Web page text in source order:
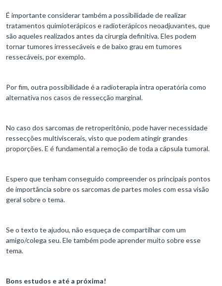
É importante considerar também a possibilidade de realizar
tratamentos quimioterápicos e radioterápicos neoadjuvantes, que
são aqueles realizados antes da cirurgia definitiva. Eles podem
tornar tumores irressecáveis e de baixo grau em tumores
ressecáveis, por exemplo.
Por fim, outra possibilidade é a radioterapia intra operatória como
alternativa nos casos de ressecção marginal.
No caso dos sarcomas de retroperitônio, pode haver necessidade
ressecções multiviscerais, visto que podem atingir grandes
proporções. E é fundamental a remoção de toda a cápsula tumoral.
Espero que tenham conseguido compreender os principais pontos
de importância sobre os sarcomas de partes moles com essa visão
geral sobre o tema.
Se o texto te ajudou, não esqueça de compartilhar com um
amigo/colega seu. Ele também pode aprender muito sobre esse
tema.
Bons estudos e até a próxima!